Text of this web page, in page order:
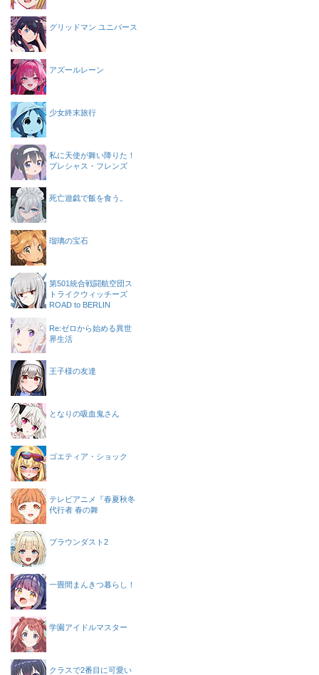
グリッドマン ユニバース
アズールレーン
少女終末旅行
私に天使が舞い降りた！
プレシャス・フレンズ
死亡遊戯で飯を食う。
瑠璃の宝石
第501統合戦闘航空団ス
トライクウィッチーズ
ROAD to BERLIN
Re:ゼロから始める異世
界生活
王子様の友達
となりの吸血鬼さん
ゴエティア・ショック
テレビアニメ『春夏秋冬
代行者 春の舞
ブラウンダスト2
一畳間まんきつ暮らし！
学園アイドルマスター
クラスで2番目に可愛い